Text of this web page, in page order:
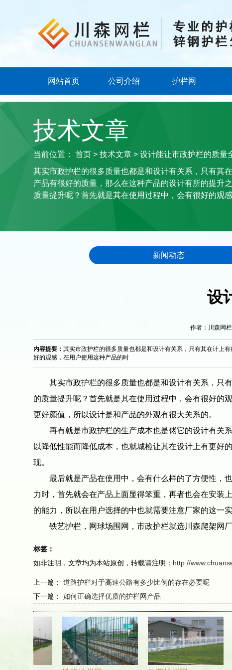
网站首页 公司介绍 护栏网
技术文章
当前位置：首页 >技术文章 > 设计能让市政护栏的质量
其实市政护栏的很多质量也都是和设计有关系，只有其
产品有很好的质量，那么在这种产品的设计有所的提升
质量提升呢？首先就是其在使用过程中，会有很好的观
新闻动态
设
作者：川森网
内容提要：其实市政护栏的很多质量也都是和设计有关系，只有其在计上
好的观感，在用户使用这种产品的时
其实市政护栏的很多质量也都是和设计有关系，只
的质量提升呢？首先就是其在使用过程中，会有很好的
更好颜值，所以设计是和产品的外观有很大关系的。
再有就是市政护栏的生产成本也是佬它的设计有关系
以降低性能而降低成本，也就城检让其在设计上有更好
现。
最后就是产品在使用中，会有什么样的了方便性，也
力时，首先就会在产品上面显得笨重，再者也会在安装
的能力，所以在用户选择的中也就需要注意厂家的这一
铁艺护栏，网球场围网，市政护栏就选川森爬架网厂
标签：
如非注明，文章均为本站原创，转载请注明： http://
上一篇：道路护栏对于高速公路有多少比例的存在必要呢
下一篇：如何正确选择优质的护栏网产品